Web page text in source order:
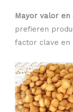
Mayor valor en
prefieren
factor clave en